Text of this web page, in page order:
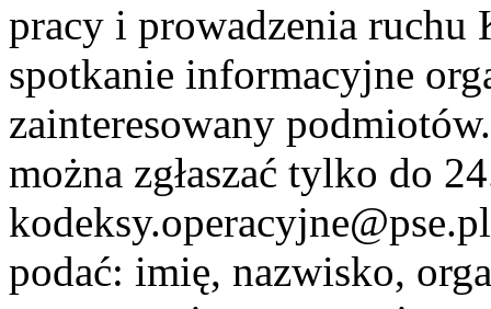
pracy i prowadzenia ruchu
spotkanie informacyjne
zainteresowany
można zgłaszać tylko do
podać: imię, nazwisko,